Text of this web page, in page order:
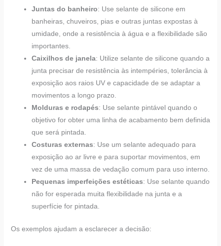
Juntas do banheiro: Use selante de silicone em
banheiras, chuveiros, pias e outras juntas expostas à
umidade, onde a resistência à água e a flexibilidade são
importantes.
Caixilhos de janela: Utilize selante de silicone quando a
junta precisar de resistência às intempéries, tolerância à
exposição aos raios UV e capacidade de se adaptar a
movimentos a longo prazo.
Molduras e rodapés: Use selante pintável quando o
objetivo for obter uma linha de acabamento bem definida
que será pintada.
Costuras externas: Use um selante adequado para
exposição ao ar livre e para suportar movimentos, em
vez de uma massa de vedação comum para uso interno.
Pequenas imperfeições estéticas: Use selante quando
não for esperada muita flexibilidade na junta e a
superfície for pintada.
Os exemplos ajudam a esclarecer a decisão: